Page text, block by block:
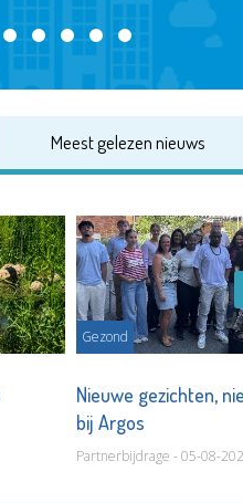
Meest gelezen nieuws
Gezond
Nieuwe gezichten,
bij Argos
Partnerbijdrage - 05-08-